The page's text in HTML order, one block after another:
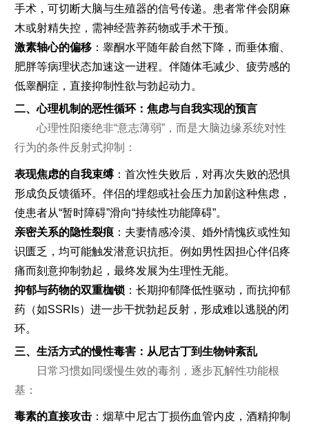
手术，可切断大脑与生殖器的信号传递。患者常伴会阴麻
木或射精失控，需神经营养药物或手术干预。
激素轴心的偏移：睾酮水平随年龄自然下降，而垂体瘤、
肥胖等病理状态加速这一进程。伴随体毛减少、疲劳感的
低睾酮症，直接抑制性欲与勃起动力。
二、心理机制的恶性循环：焦虑与自我实现的预言
心理性阳痿绝非“意志薄弱”，而是大脑边缘系统对性
行为的条件反射式抑制：
表现焦虑的自我束缚：首次性失败后，对再次失败的恐惧
形成负反馈循环。伴侣的埋怨或社会压力加剧这种焦虑，
使患者从“暂时障碍”滑向“持续性功能障碍”。
亲密关系的隐性裂痕：夫妻情感冷漠、婚外情愧疚或性知
识匮乏，均可能触发潜意识抗拒。例如男性因担心伴侣疼
痛而刻意抑制勃起，最终发展为生理性无能。
抑郁与药物的双重枷锁：长期抑郁降低性驱动，而抗抑郁
药（如SSRIs）进一步干扰勃起反射，形成难以逃脱的闭
环。
三、生活方式的慢性毒害：从尼古丁到生物钟紊乱
日常习惯如同缓慢生效的毒剂，逐步瓦解性功能根
基：
毒素的直接攻击：烟草中尼古丁损伤血管内皮，酒精抑制